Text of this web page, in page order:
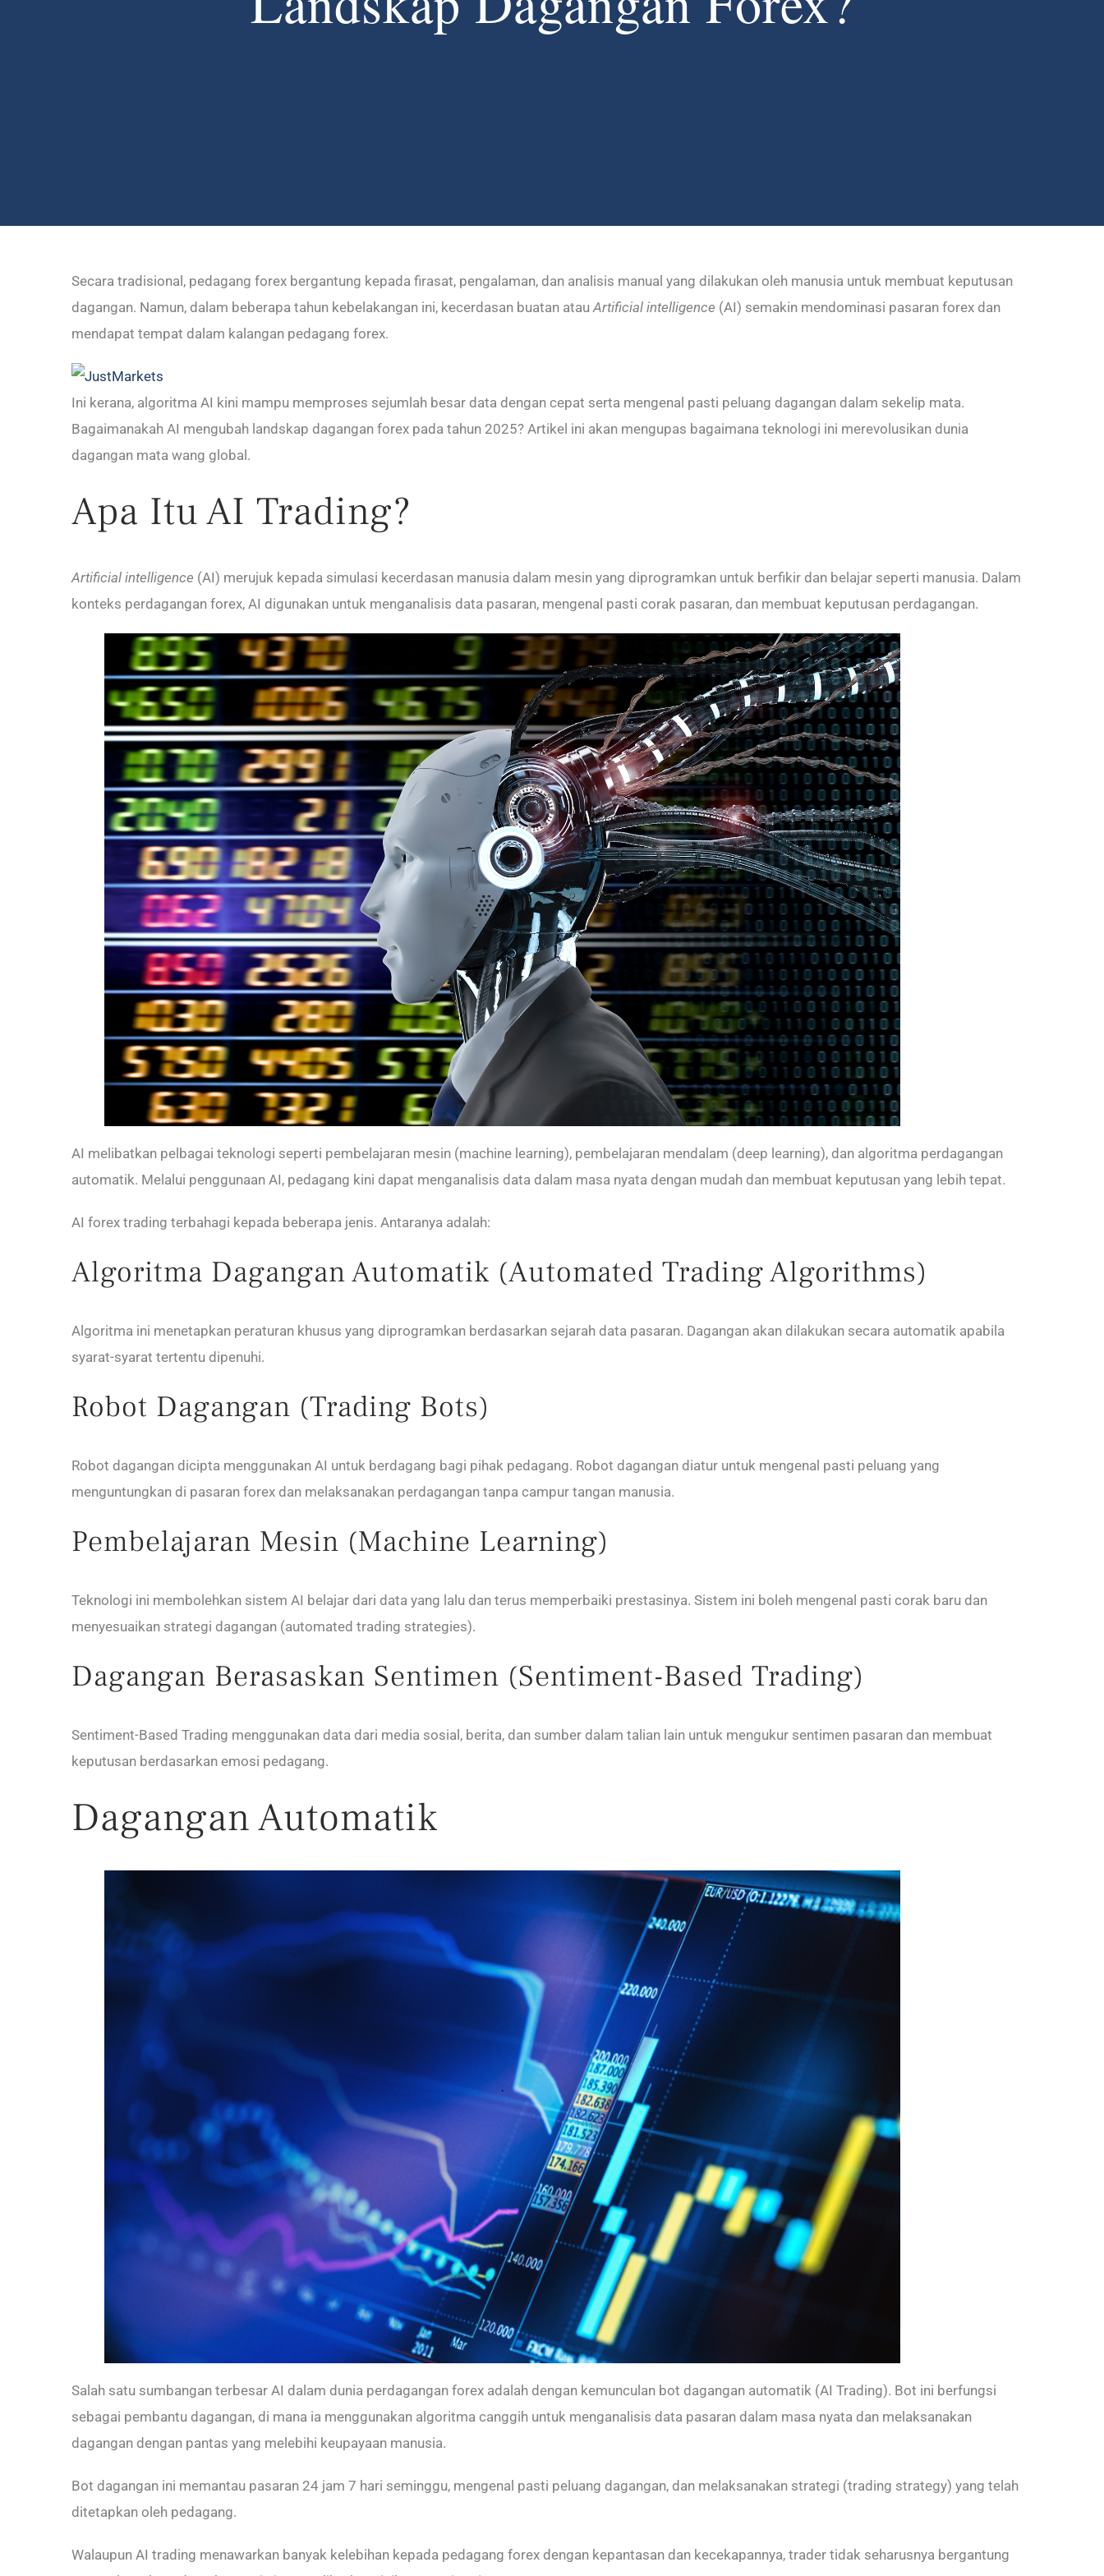
Secara tradisional, pedagang forex bergantung kepada firasat, pengalaman, dan analisis manual yang dilakukan oleh manusia untuk membuat keputusan
dagangan. Namun, dalam beberapa tahun kebelakangan ini, kecerdasan buatan atauArtificial intelligence (AI) semakin mendominasi pasaran forex dan
mendapat tempat dalam kalangan pedagang forex.
Ini kerana, algoritma AI kini mampu memproses sejumlah besar data dengan cepat serta mengenal pasti peluang dagangan dalam sekelip mata.
Bagaimanakah AI mengubah landskap dagangan forex pada tahun 2025? Artikel ini akan mengupas bagaimana teknologi ini merevolusikan dunia
dagangan mata wang global.
Apa Itu AI Trading?
Artificial intelligence (AI) merujuk kepada simulasi kecerdasan manusia dalam mesin yang diprogramkan untuk berfikir dan belajar seperti manusia. Dalam
konteks perdagangan forex, AI digunakan untuk menganalisis data pasaran, mengenal pasti corak pasaran, dan membuat keputusan perdagangan.
AI melibatkan pelbagai teknologi seperti pembelajaran mesin (machine learning), pembelajaran mendalam (deep learning), dan algoritma perdagangan
automatik. Melalui penggunaan AI, pedagang kini dapat menganalisis data dalam masa nyata dengan mudah dan membuat keputusan yang lebih tepat.
AI forex trading terbahagi kepada beberapa jenis. Antaranya adalah:
Algoritma Dagangan Automatik (Automated Trading Algorithms)
Algoritma ini menetapkan peraturan khusus yang diprogramkan berdasarkan sejarah data pasaran. Dagangan akan dilakukan secara automatik apabila
syarat-syarat tertentu dipenuhi.
Robot Dagangan (Trading Bots)
Robot dagangan dicipta menggunakan AI untuk berdagang bagi pihak pedagang. Robot dagangan diatur untuk mengenal pasti peluang yang
menguntungkan di pasaran forex dan melaksanakan perdagangan tanpa campur tangan manusia.
Pembelajaran Mesin (Machine Learning)
Teknologi ini membolehkan sistem AI belajar dari data yang lalu dan terus memperbaiki prestasinya. Sistem ini boleh mengenal pasti corak baru dan
menyesuaikan strategi dagangan (automated trading strategies).
Dagangan Berasaskan Sentimen (Sentiment-Based Trading)
Sentiment-Based Trading menggunakan data dari media sosial, berita, dan sumber dalam talian lain untuk mengukur sentimen pasaran dan membuat
keputusan berdasarkan emosi pedagang.
Dagangan Automatik
Salah satu sumbangan terbesar AI dalam dunia perdagangan forex adalah dengan kemunculan bot dagangan automatik (AI Trading). Bot ini berfungsi
sebagai pembantu dagangan, di mana ia menggunakan algoritma canggih untuk menganalisis data pasaran dalam masa nyata dan melaksanakan
dagangan dengan pantas yang melebihi keupayaan manusia.
Bot dagangan ini memantau pasaran 24 jam 7 hari seminggu, mengenal pasti peluang dagangan, dan melaksanakan strategi (trading strategy) yang telah
ditetapkan oleh pedagang.
Walaupun AI trading menawarkan banyak kelebihan kepada pedagang forex dengan kepantasan dan kecekapannya, trader tidak seharusnya bergantung